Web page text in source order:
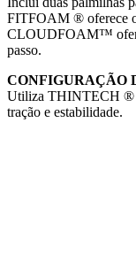
FITFOAM ® oferece
CLOUDFOAM™
passo.
CONFIGURAÇÃO
Utiliza THINTECH ®
tração e estabilidade.